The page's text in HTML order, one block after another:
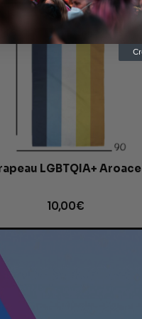
LGBTQIA+ Aroace
10,00 €